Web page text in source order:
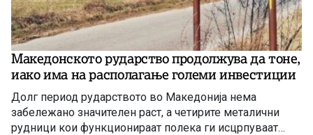
Македонското рударство продолжува да тоне,
иако има на располагање големи инвестиции
Долг период рударството во Македонија нема
забележано значителен раст, а четирите металични
рудници кои функционираат полека ги исцрпуваат